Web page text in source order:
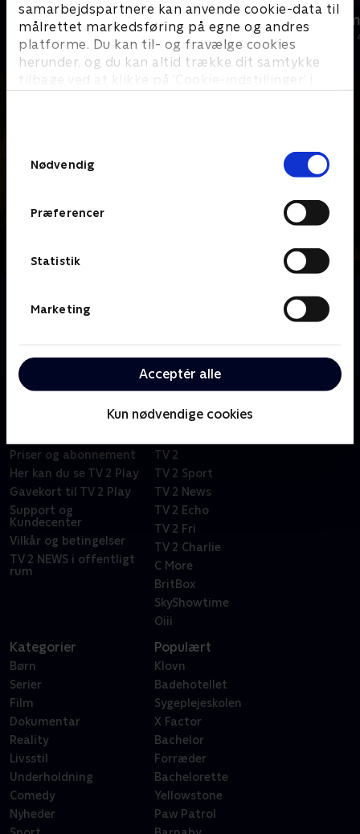
samarbejdspartnere kan anvende cookie-data til
målrettet markedsføring på egne og andres
platforme. Du kan til- og fravælge cookies
herunder, og du kan altid trække dit samtykke
tilbage ved at klikke på ’Cookie-indstillinger’ i
Nødvendig
Præferencer
Statistik
Marketing
Acceptér alle
Kun nødvendige cookies
Jul på slottet - Warwick
2020 • Livsstil • 46 min
Julelys for
2022 • Livsstil •
Kim er Urban Explorer og besøger glemte hjem, hvor
Men hvorfor er forladte steder så fascinerende?
Priser og abonnement
Her kan du se TV 2 Play
Gavekort til TV 2 Play
Support og
Kundecenter
Vilkår og betingelser
TV 2 NEWS i offentligt
rum
TV 2
TV 2 Sport
TV 2 News
TV 2 Echo
TV 2 Fri
TV 2 Charlie
C More
BritBox
SkyShowtime
Oiii
Kategorier
Børn
Serier
Film
Dokumentar
Reality
Livsstil
Underholdning
Comedy
Nyheder
Populært
Klovn
Badehotellet
Sygeplejeskolen
X Factor
Bachelor
Forræder
Bachelorette
Yellowstone
Paw Patrol